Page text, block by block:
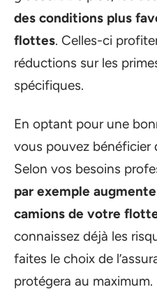
des conditions plus
flottes. Celles-ci
réductions sur les
spécifiques.
En optant pour une
vous pouvez bénéficier
Selon vos besoins
par exemple
camions de votre
connaissez déjà les
faites le choix de
protégera au